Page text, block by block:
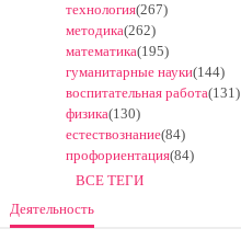
технология(267)
методика(262)
математика(195)
гуманитарные науки(144)
воспитательная работа(131)
физика(130)
естествознание(84)
профориентация(84)
ВСЕ ТЕГИ
Деятельность